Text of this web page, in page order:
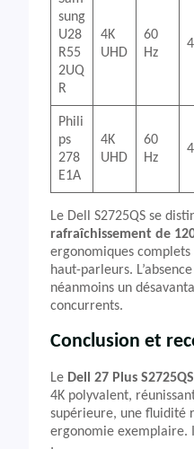
sung
U28
R55
2UQ
R
4K
UHD
60
Hz
Phili
ps
278
E1A
4K
UHD
60
Hz
Le Dell S2725QS se
rafraîchissement de
ergonomiques complets
haut-parleurs.
néanmoins un
concurrents.
Conclusion et
Le Dell 27 Plus S2725QS
4K polyvalent,
supérieure, une fluidité
ergonomie exemplaire.